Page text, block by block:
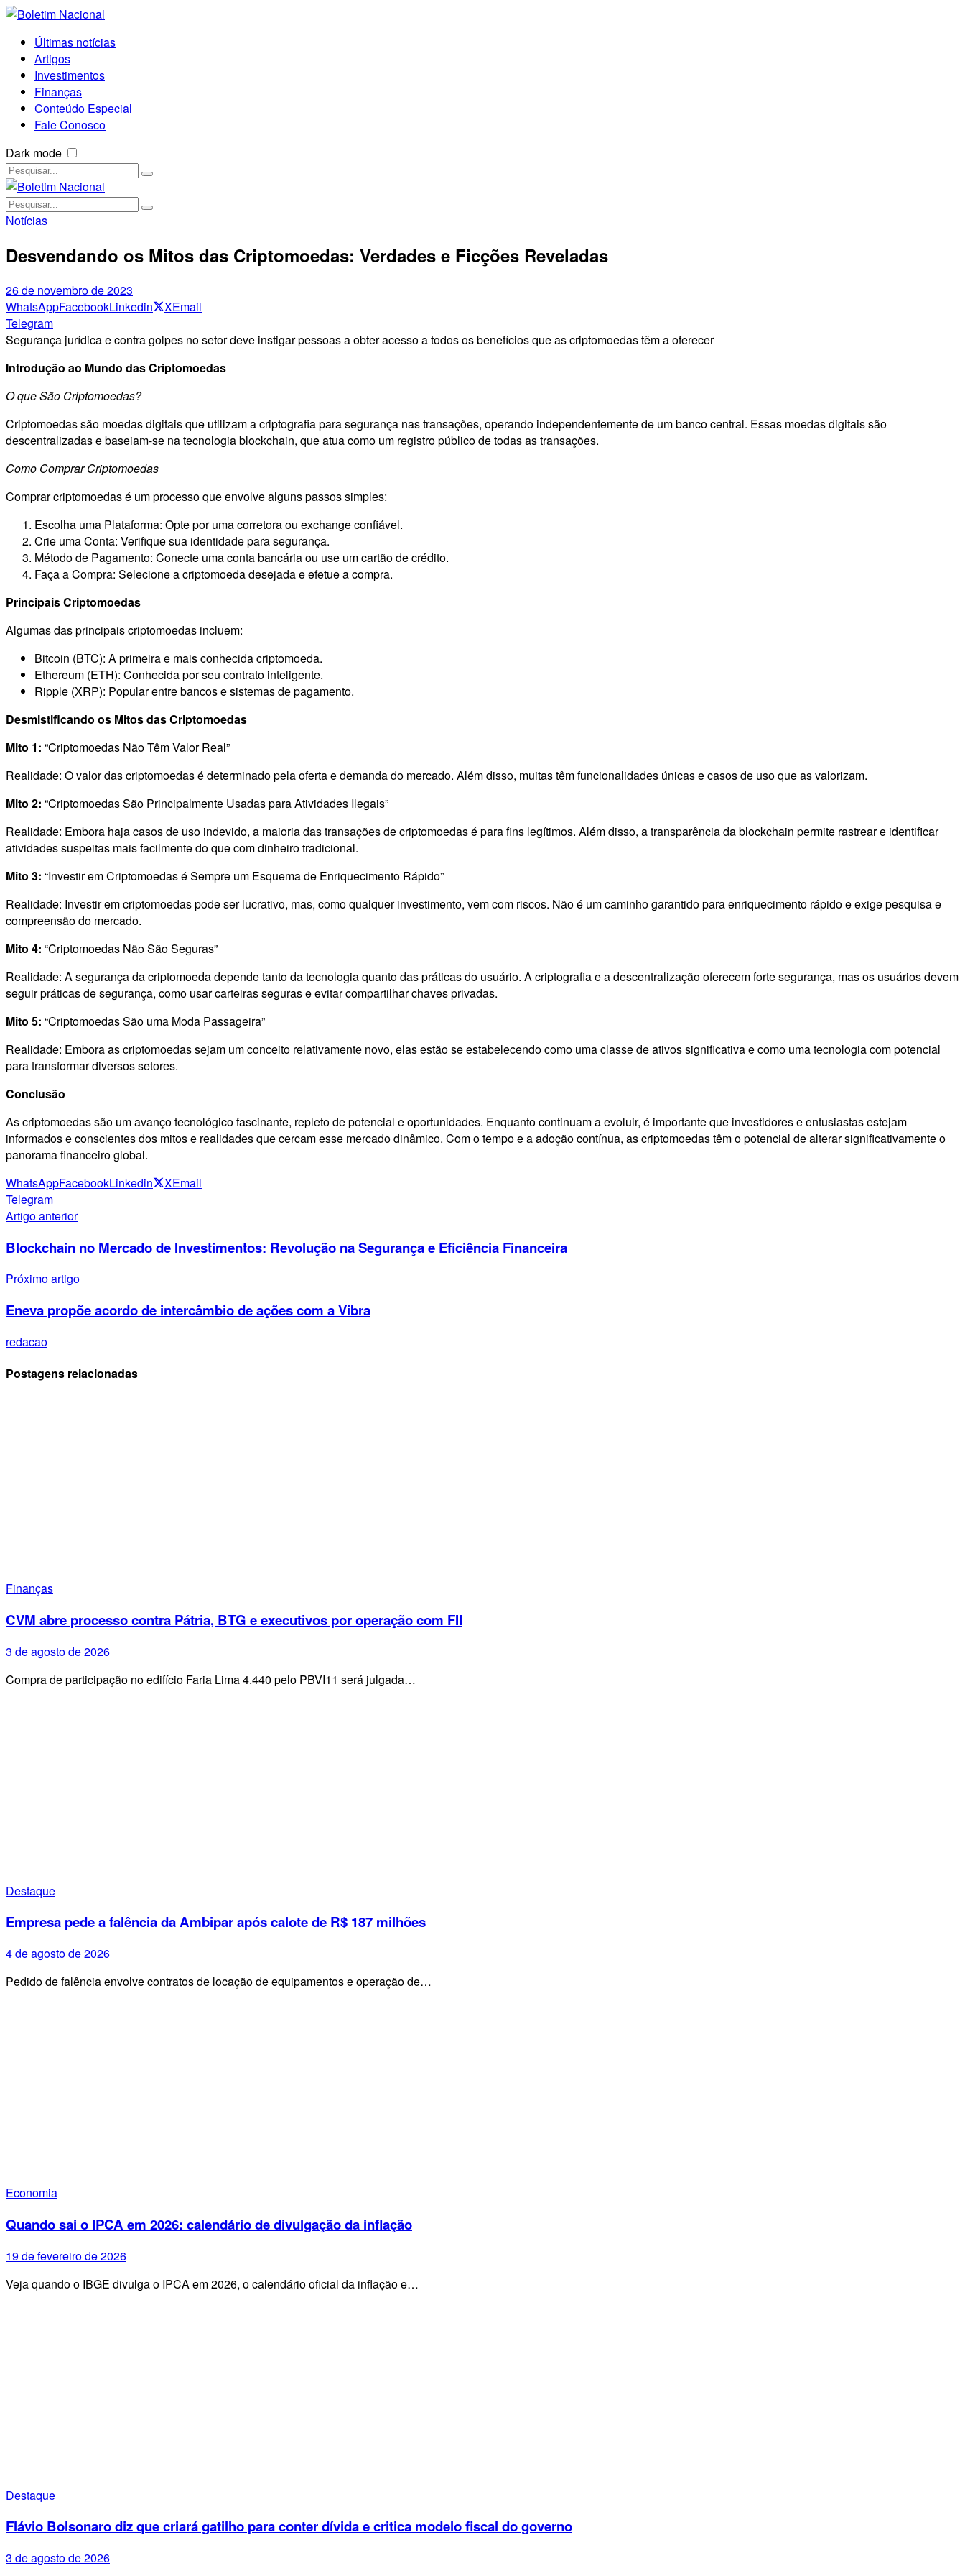
Últimas notícias
Artigos
Investimentos
Finanças
Conteúdo Especial
Fale Conosco
Dark mode
Notícias
Desvendando os Mitos das Criptomoedas: Verdades e Ficções Reveladas
26 de novembro de 2023
WhatsAppFacebookLinkedin XEmail
Telegram
Segurança jurídica e contra golpes no setor deve instigar pessoas a obter acesso a todos os benefícios que as criptomoedas têm a oferecer
Introdução ao Mundo das Criptomoedas
O que São Criptomoedas?
Criptomoedas são moedas digitais que utilizam a criptografia para segurança nas transações, operando independentemente de um banco central. Essas moedas digitais são
descentralizadas e baseiam-se na tecnologia blockchain, que atua como um registro público de todas as transações.
Como Comprar Criptomoedas
Comprar criptomoedas é um processo que envolve alguns passos simples:
Escolha uma Plataforma: Opte por uma corretora ou exchange confiável.
Crie uma Conta: Verifique sua identidade para segurança.
Método de Pagamento: Conecte uma conta bancária ou use um cartão de crédito.
Faça a Compra: Selecione a criptomoeda desejada e efetue a compra.
Principais Criptomoedas
Algumas das principais criptomoedas incluem:
Bitcoin (BTC): A primeira e mais conhecida criptomoeda.
Ethereum (ETH): Conhecida por seu contrato inteligente.
Ripple (XRP): Popular entre bancos e sistemas de pagamento.
Desmistificando os Mitos das Criptomoedas
Mito 1: “Criptomoedas Não Têm Valor Real”
Realidade: O valor das criptomoedas é determinado pela oferta e demanda do mercado. Além disso, muitas têm funcionalidades únicas e casos de uso que as valorizam.
Mito 2: “Criptomoedas São Principalmente Usadas para Atividades Ilegais”
Realidade: Embora haja casos de uso indevido, a maioria das transações de criptomoedas é para fins legítimos. Além disso, a transparência da blockchain permite rastrear e identificar
atividades suspeitas mais facilmente do que com dinheiro tradicional.
Mito 3: “Investir em Criptomoedas é Sempre um Esquema de Enriquecimento Rápido”
Realidade: Investir em criptomoedas pode ser lucrativo, mas, como qualquer investimento, vem com riscos. Não é um caminho garantido para enriquecimento rápido e exige pesquisa e
compreensão do mercado.
Mito 4: “Criptomoedas Não São Seguras”
Realidade: A segurança da criptomoeda depende tanto da tecnologia quanto das práticas do usuário. A criptografia e a descentralização oferecem forte segurança, mas os usuários devem
seguir práticas de segurança, como usar carteiras seguras e evitar compartilhar chaves privadas.
Mito 5: “Criptomoedas São uma Moda Passageira”
Realidade: Embora as criptomoedas sejam um conceito relativamente novo, elas estão se estabelecendo como uma classe de ativos significativa e como uma tecnologia com potencial
para transformar diversos setores.
Conclusão
As criptomoedas são um avanço tecnológico fascinante, repleto de potencial e oportunidades. Enquanto continuam a evoluir, é importante que investidores e entusiastas estejam
informados e conscientes dos mitos e realidades que cercam esse mercado dinâmico. Com o tempo e a adoção contínua, as criptomoedas têm o potencial de alterar significativamente o
panorama financeiro global.
WhatsAppFacebookLinkedin XEmail
Telegram
Artigo anterior
Blockchain no Mercado de Investimentos: Revolução na Segurança e Eficiência Financeira
Próximo artigo
Eneva propõe acordo de intercâmbio de ações com a Vibra
redacao
Postagens relacionadas
Finanças
CVM abre processo contra Pátria, BTG e executivos por operação com FII
3 de agosto de 2026
Compra de participação no edifício Faria Lima 4.440 pelo PBVI11 será julgada…
Destaque
Empresa pede a falência da Ambipar após calote de R$ 187 milhões
4 de agosto de 2026
Pedido de falência envolve contratos de locação de equipamentos e operação de…
Economia
Quando sai o IPCA em 2026: calendário de divulgação da inflação
19 de fevereiro de 2026
Veja quando o IBGE divulga o IPCA em 2026, o calendário oficial da inflação e…
Destaque
Flávio Bolsonaro diz que criará gatilho para conter dívida e critica modelo fiscal do governo
3 de agosto de 2026